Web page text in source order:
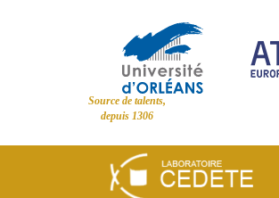
Site
Source de talents,
depuis 1306
Université